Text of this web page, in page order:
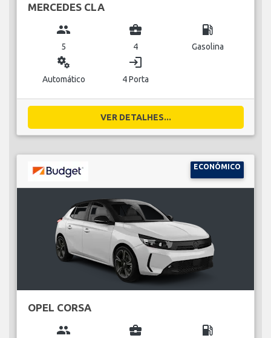
MERCEDES CLA
group
5
business_center
4
local_gas_station
Gasolina
miscellaneous_services
Automático
login
4 Porta
VER DETALHES...
ECONÓMICO
OPEL CORSA
group business_center local_gas_station